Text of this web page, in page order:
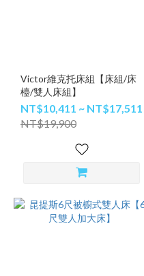
Victor維克托床組【床組/床
檯/雙人床組】
NT$10,411 ~ NT$17,511
NT$19,900